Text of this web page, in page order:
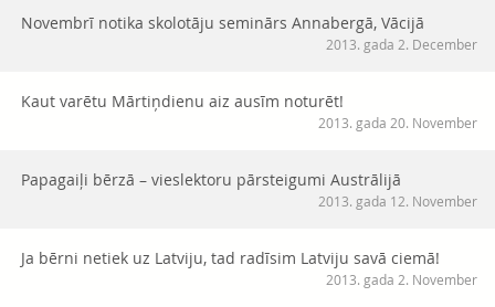
Novembrī notika skolotāju seminārs Annabergā, Vācijā
2013. gada 2. December
Kaut varētu Mārtiņdienu aiz ausīm noturēt!
2013. gada 20. November
Papagaiļi bērzā – vieslektoru pārsteigumi Austrālijā
2013. gada 12. November
Ja bērni netiek uz Latviju, tad radīsim Latviju savā ciemā!
2013. gada 2. November